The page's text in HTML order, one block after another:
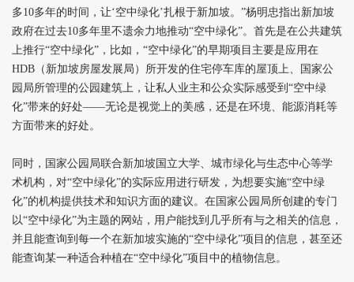
多10多年的时间，让‘空中绿化’扎根于新加坡。”杨明忠指出新加坡
政府在过去10多年里不遗余力地推动“空中绿化”。首先是在公共建筑
上推行“空中绿化”，比如，“空中绿化”的早期项目主要是应用在
HDB（新加坡房屋发展局）所开发的住宅停车库的屋顶上、国家公
园局所管理的公园建筑上，让私人业主和公众实际感受到“空中绿
化”带来的好处——无论是视觉上的美感，还是在环境、能源消耗等
方面带来的好处。
同时，国家公园局联合新加坡国立大学、城市绿化与生态中心等学
术机构，对“空中绿化”的实际应用进行研发，为想要实施“空中绿
化”的机构提供技术和知识方面的建议。在国家公园局所创建的专门
以“空中绿化”为主题的网站，用户能找到几乎所有与之相关的信息，
并且能查询到每一个在新加坡实施的“空中绿化”项目的信息，甚至还
能查询某一种适合种植在“空中绿化”项目中的植物信息。